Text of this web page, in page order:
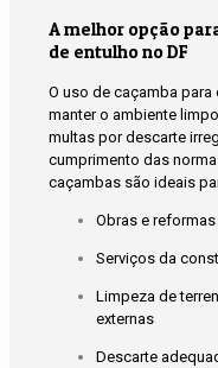
A melhor opção
de entulho no DF
O uso de caçamba para
manter o ambiente
multas por descarte
cumprimento das
caçambas são ideais
Obras e
Serviços da
Limpeza de
externas
Descarte